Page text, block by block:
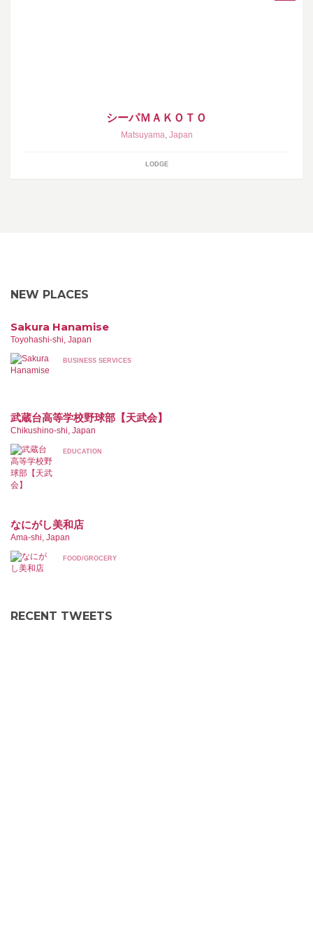
シーパＭＡＫＯＴＯ
Matsuyama, Japan
LODGE
NEW PLACES
Sakura Hanamise
Toyohashi-shi, Japan
BUSINESS SERVICES
武蔵台高等学校野球部【天武会】
Chikushino-shi, Japan
EDUCATION
なにがし美和店
Ama-shi, Japan
FOOD/GROCERY
RECENT TWEETS